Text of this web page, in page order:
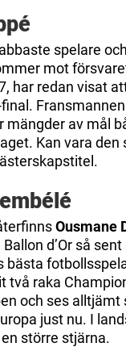
spelare
mot
har redan visat
mängder av mål
Kan vara den
Ousmane
d’Or så
bästa
två raka
och ses alltjämt
just nu. I
större stjärna.